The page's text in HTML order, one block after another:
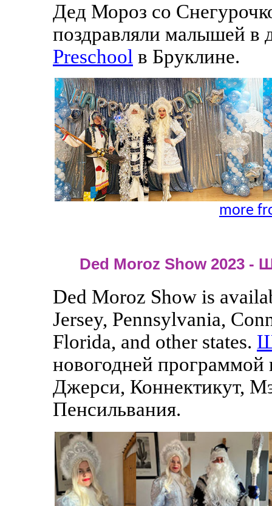
Дед Мороз со
поздравляли малышей в
Preschool в Бруклине.
more
Ded Moroz Show 2023 -
Ded Moroz Show is
Jersey, Pennsylvania,
Florida, and other states.
новогодней
Джерси, Коннектикут,
Пенсильвания.